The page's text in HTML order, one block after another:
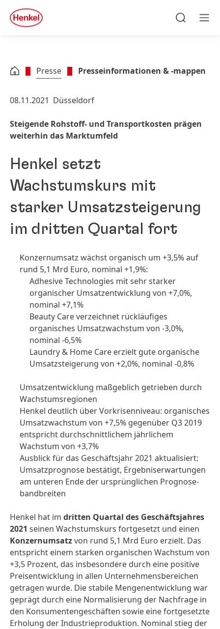
Zu Footer springen
quick
search
Presse Presseinformationen & -mappen
08.11.2021 Düsseldorf
Steigende Rohstoff- und Transportkosten prägen
weiterhin das Marktumfeld
Henkel setzt
Wachstumskurs mit
starker Umsatzsteigerung
im dritten Quartal fort
Konzernumsatz wächst organisch um +3,5% auf
rund 5,1 Mrd Euro, nominal +1,9%:
Adhesive Technologies mit sehr starker
organischer Umsatz­entwicklung von +7,0%,
nominal +7,1%
Beauty Care verzeichnet rückläufiges
organisches Umsatz­wachstum von -3,0%,
nominal -6,5%
Laundry & Home Care erzielt gute organische
Umsatz­steigerung von +2,0%, nominal -0,8%
Umsatz­entwicklung maßgeblich getrieben durch
Wachstums­regionen
Henkel deutlich über Vorkrisen­niveau: organisches
Umsatz­wachstum von +7,5% gegenüber Q3 2019
entspricht durchschnitt­lichem jährlichem
Wachstum von +3,7%
Ausblick für das Geschäftsjahr 2021 aktualisiert:
Umsatz­prognose bestätigt, Ergebnis­erwartungen
am unteren Ende der ursprünglichen Prognose­
bandbreiten
Henkel hat im dritten Quartal des Geschäftsjahres
2021 seinen Wachstums­kurs fortgesetzt und einen
Konzernumsatzvon rund 5,1 Mrd Euro erzielt. Das
entspricht einem starken organischen Wachstum von
+3,5 Prozent, das insbesondere durch eine positive
Preisent­wicklung in allen Unternehmens­bereichen
getragen wurde. Die stabile Mengenentwicklung war
geprägt durch eine Normalisierung der Nachfrage in
den Konsumenten­geschäften sowie eine fortgesetzte
Erholung der Industrie­produktion. Nominal stieg der